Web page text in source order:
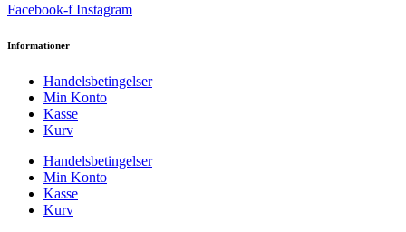
Facebook-f Instagram
Informationer
Handelsbetingelser
Min Konto
Kasse
Kurv
Handelsbetingelser
Min Konto
Kasse
Kurv